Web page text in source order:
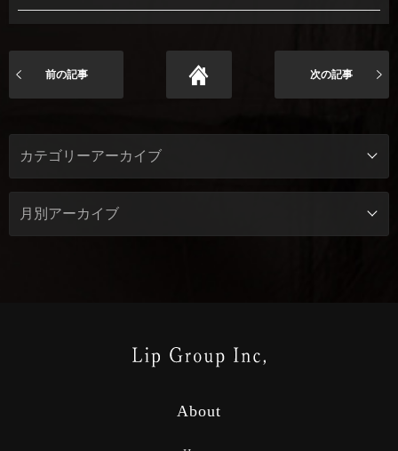
前の記事 次の記事
About